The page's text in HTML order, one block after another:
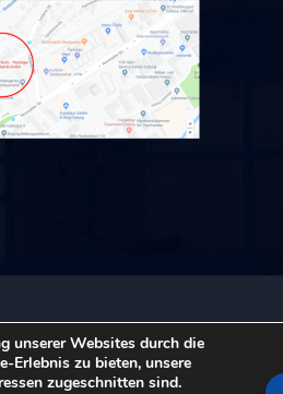
unserer Websites durch die
Erlebnis zu bieten, unsere
zugeschnitten sind.